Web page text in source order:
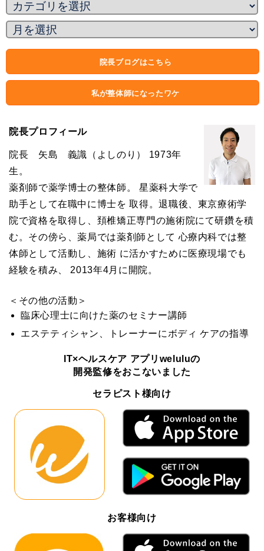
院長ブログはこちら
私が整体師になったワケ
院長プロフィール
院長 矢島 義識（よしのり） 1973年
生。
薬剤師で薬学博士の整体師。 星薬科大学で
助手として在職中に博士を 取得。退職後、東京療術学
院で資格を取得し、頚椎矯正専門の施術院にて研鑽を積
む。その傍ら、薬局では薬剤師として 心療内科では整
体師として活動し、施術 に活かすために医療現場でも
経験を積み、 2013年4月に開院。
＜その他の活動＞
臨床心理士に向けた薬のセミナー講師
エステティシャン、トレーナーにボディ ケアの指導
IT×ヘルスケア アプリweluluの
開発監修をおこないました
セラピスト様向け
お客様向け